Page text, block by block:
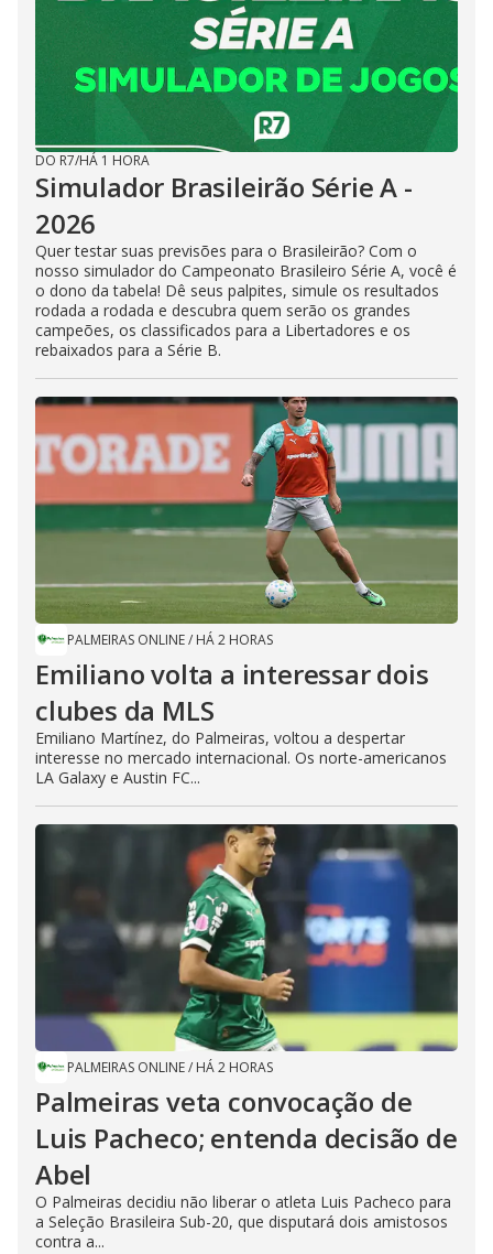
DO R7/HÁ 1 HORA
Simulador Brasileirão Série A -
2026
Quer testar suas previsões para o Brasileirão? Com o
nosso simulador do Campeonato Brasileiro Série A, você é
o dono da tabela! Dê seus palpites, simule os resultados
rodada a rodada e descubra quem serão os grandes
campeões, os classificados para a Libertadores e os
rebaixados para a Série B.
PALMEIRAS ONLINE/ HÁ 2 HORAS
Emiliano volta a interessar dois
clubes da MLS
Emiliano Martínez, do Palmeiras, voltou a despertar
interesse no mercado internacional. Os norte-americanos
LA Galaxy e Austin FC...
PALMEIRAS ONLINE/ HÁ 2 HORAS
Palmeiras veta convocação de
Luis Pacheco; entenda decisão de
Abel
O Palmeiras decidiu não liberar o atleta Luis Pacheco para
a Seleção Brasileira Sub-20, que disputará dois amistosos
contra a...